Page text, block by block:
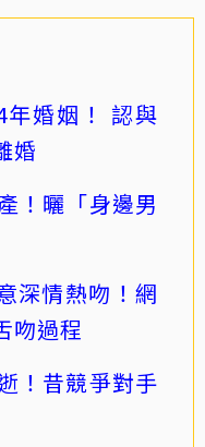
婚姻！ 認與
婚
！曬「身邊男
深情熱吻！網
吻過程
！昔競爭對手